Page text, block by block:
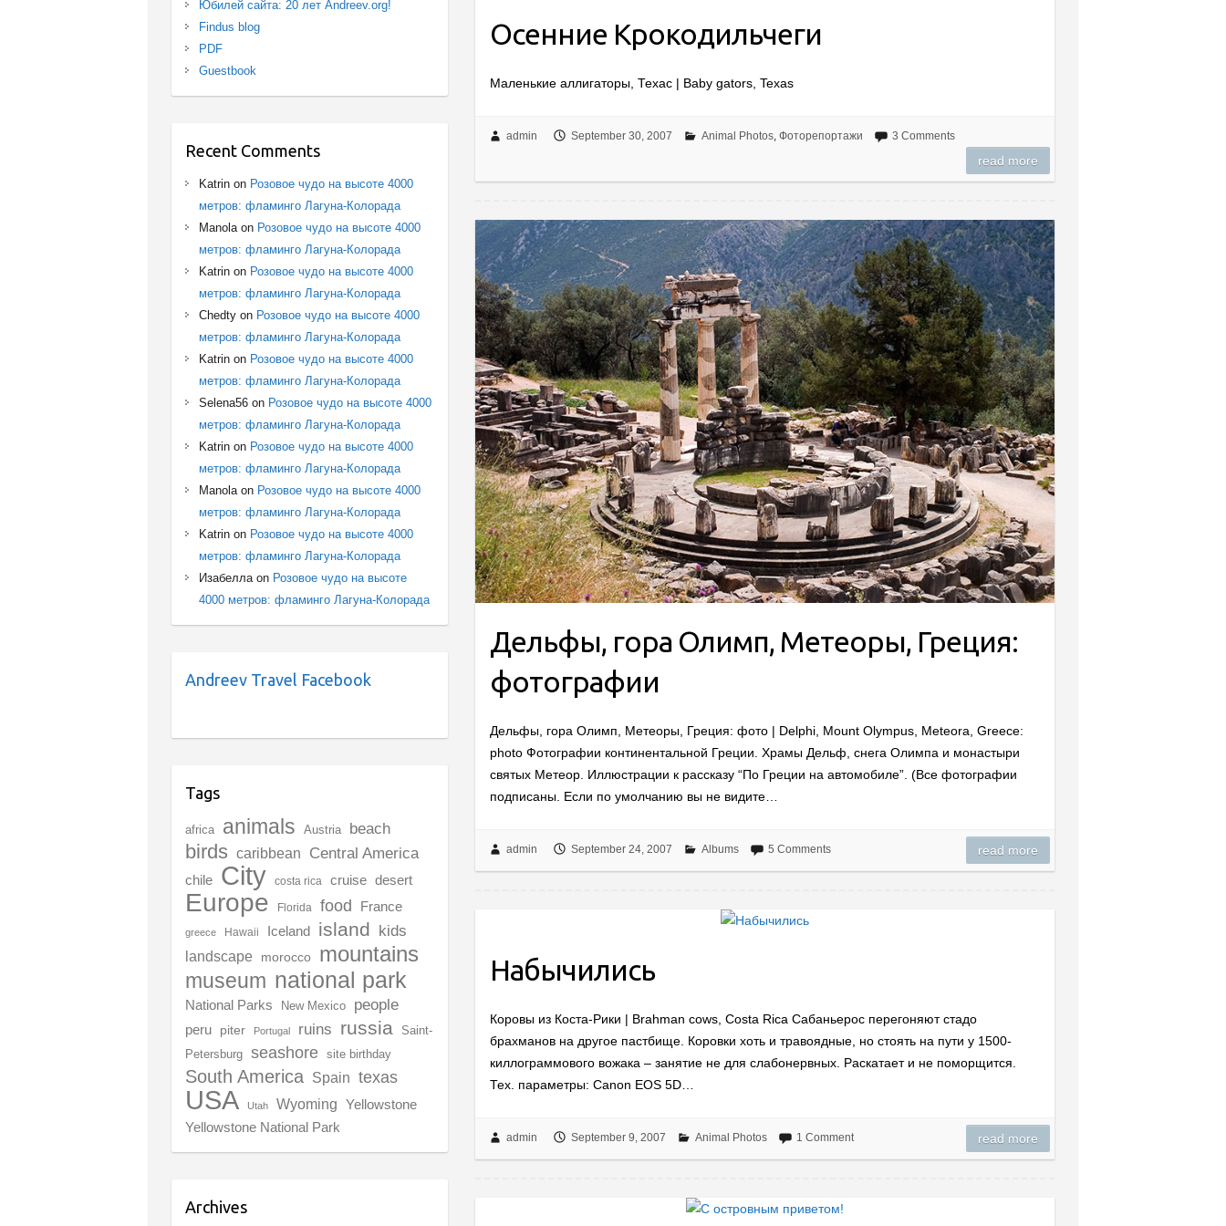
Осенние Крокодильчеги
Маленькие аллигаторы, Техас | Baby gators, Texas
admin September 30, 2007 Animal Photos, Фоторепортажи 3 Comments
read more
Дельфы, гора Олимп, Метеоры, Греция:
фотографии
Дельфы, гора Олимп, Метеоры, Греция: фото | Delphi, Mount Olympus, Meteora, Greece:
photo Фотографии континентальной Греции. Храмы Дельф, снега Олимпа и монастыри
святых Метеор. Иллюстрации к рассказу “По Греции на автомобиле”. (Все фотографии
подписаны. Если по умолчанию вы не видите…
admin September 24, 2007 Albums 5 Comments read more
Набычились
Коровы из Коста-Рики | Brahman cows, Costa Rica Сабаньерос перегоняют стадо
брахманов на другое пастбище. Коровки хоть и травоядные, но стоять на пути у 1500-
киллограммового вожака – занятие не для слабонервных. Раскатает и не поморщится.
Тех. параметры: Canon EOS 5D…
admin September 9, 2007 Animal Photos 1 Comment read more
Юбилей сайта: 20 лет Andreev.org!
Findus blog
PDF
Guestbook
Recent Comments
Katrin on Розовое чудо на высоте 4000
метров: фламинго Лагуна-Колорада
Manolaon Розовое чудо на высоте 4000
метров: фламинго Лагуна-Колорада
Katrin on Розовое чудо на высоте 4000
метров: фламинго Лагуна-Колорада
Chedty on Розовое чудо на высоте 4000
метров: фламинго Лагуна-Колорада
Katrin on Розовое чудо на высоте 4000
метров: фламинго Лагуна-Колорада
Selena56 on Розовое чудо на высоте 4000
метров: фламинго Лагуна-Колорада
Katrin on Розовое чудо на высоте 4000
метров: фламинго Лагуна-Колорада
Manolaon Розовое чудо на высоте 4000
метров: фламинго Лагуна-Колорада
Katrin on Розовое чудо на высоте 4000
метров: фламинго Лагуна-Колорада
Изабеллаon Розовое чудо на высоте
4000 метров: фламинго Лагуна-Колорада
Andreev Travel Facebook
Tags
africa animals Austria beach
birds caribbean Central America
chile City costa rica cruise desert
Europe Florida food France
greece Hawaii Iceland island kids
landscape morocco mountains
museum national park
National Parks New Mexico people
peru piter Portugal ruins russia
Saint-
Petersburg
seashore site birthday
South America Spain texas
USA Utah Wyoming Yellowstone
Yellowstone National Park
Archives